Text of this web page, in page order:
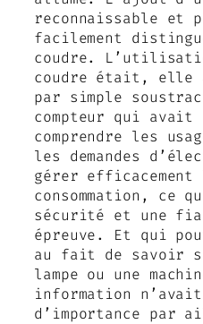
reconnaissable et
facilement
coudre.
coudre était, elle
par simple
compteur qui avait
comprendre les
les demandes
gérer
consommation, ce
sécurité et une
épreuve. Et qui
au fait de savoir
lampe ou une
information
d’importance par